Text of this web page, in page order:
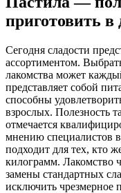
приготовить
Сегодня сладости
ассортиментом.
лакомства может
представляет собой
способны
взрослых. Полезность
отмечается
мнению специалистов в
подходит для тех, кто
килограмм. Лакомство
замены стандартных
исключить чрезмерное